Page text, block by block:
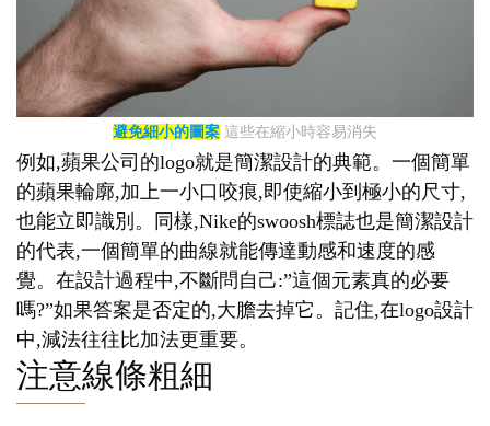
避免細小的圖案 這些在縮小時容易消失
例如,蘋果公司的logo就是簡潔設計的典範。一個簡單
的蘋果輪廓,加上一小口咬痕,即使縮小到極小的尺寸,
也能立即識別。同樣,Nike的swoosh標誌也是簡潔設計
的代表,一個簡單的曲線就能傳達動感和速度的感
覺。在設計過程中,不斷問自己:”這個元素真的必要
嗎?”如果答案是否定的,大膽去掉它。記住,在logo設計
中,減法往往比加法更重要。
注意線條粗細